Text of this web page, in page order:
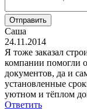
Отправить
Саша
24.11.2014
Я тоже заказал
компании помогли
документов, да и
установленные
уютном и тёплом
Ответить